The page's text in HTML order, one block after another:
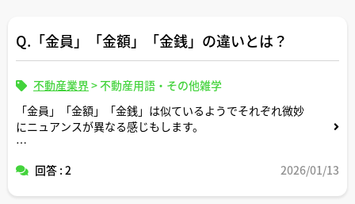
Q.「金員」「金額」「金銭」の違いとは？
不動産業界>不動産用語・その他雑学
「金員」「金額」「金銭」は似ているようでそれぞれ微妙
にニュアンスが異なる感じもします。
の感覚だと実務上どのような使い分けをしていらっしゃい
回答 : 2 2026/01/13